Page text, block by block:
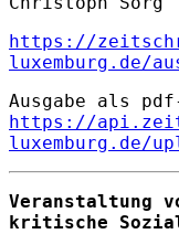
https://
luxemburg.de/
Ausgabe als
https://
luxemburg.de/
Veranstaltung
kritische